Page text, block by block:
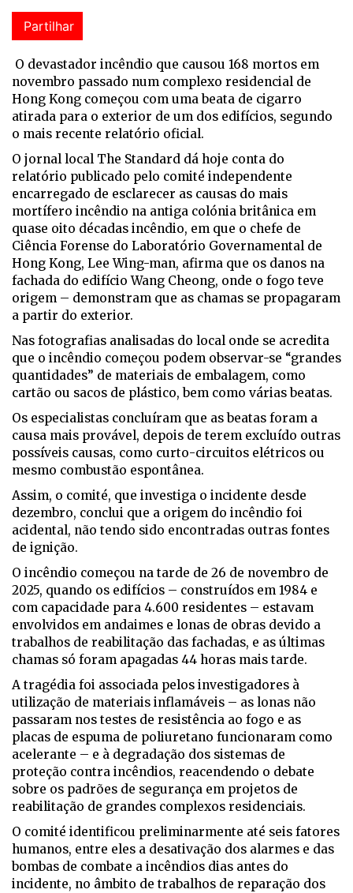
Partilhar
O devastador incêndio que causou 168 mortos em
novembro passado num complexo residencial de
Hong Kong começou com uma beata de cigarro
atirada para o exterior de um dos edifícios, segundo
o mais recente relatório oficial.
O jornal local The Standard dá hoje conta do
relatório publicado pelo comité independente
encarregado de esclarecer as causas do mais
mortífero incêndio na antiga colónia britânica em
quase oito décadas incêndio, em que o chefe de
Ciência Forense do Laboratório Governamental de
Hong Kong, Lee Wing-man, afirma que os danos na
fachada do edifício Wang Cheong, onde o fogo teve
origem – demonstram que as chamas se propagaram
a partir do exterior.
Nas fotografias analisadas do local onde se acredita
que o incêndio começou podem observar-se “grandes
quantidades” de materiais de embalagem, como
cartão ou sacos de plástico, bem como várias beatas.
Os especialistas concluíram que as beatas foram a
causa mais provável, depois de terem excluído outras
possíveis causas, como curto-circuitos elétricos ou
mesmo combustão espontânea.
Assim, o comité, que investiga o incidente desde
dezembro, conclui que a origem do incêndio foi
acidental, não tendo sido encontradas outras fontes
de ignição.
O incêndio começou na tarde de 26 de novembro de
2025, quando os edifícios – construídos em 1984 e
com capacidade para 4.600 residentes – estavam
envolvidos em andaimes e lonas de obras devido a
trabalhos de reabilitação das fachadas, e as últimas
chamas só foram apagadas 44 horas mais tarde.
A tragédia foi associada pelos investigadores à
utilização de materiais inflamáveis – as lonas não
passaram nos testes de resistência ao fogo e as
placas de espuma de poliuretano funcionaram como
acelerante – e à degradação dos sistemas de
proteção contra incêndios, reacendendo o debate
sobre os padrões de segurança em projetos de
reabilitação de grandes complexos residenciais.
O comité identificou preliminarmente até seis fatores
humanos, entre eles a desativação dos alarmes e das
bombas de combate a incêndios dias antes do
incidente, no âmbito de trabalhos de reparação dos